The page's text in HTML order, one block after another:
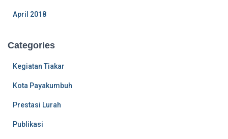
April 2018
Categories
Kegiatan Tiakar
Kota Payakumbuh
Prestasi Lurah
Publikasi